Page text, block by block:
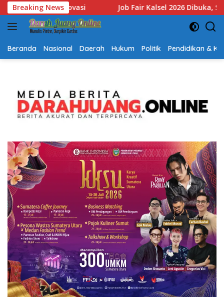
Langsung
ke
konten
Breaking News
Dibuka, Sediakan Hampir 2.000 Lowongan Kerja dan Perkuat
Beranda Nasional Daerah Hukum Politik Pendidikan &